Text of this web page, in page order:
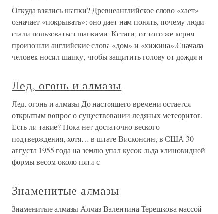
Откуда взялись шапки? Древнеанглийское слово «хает»
означает «покрывать»: оно дает нам понять, почему люди
стали пользоваться шапками. Кстати, от того же корня
произошли английские слова «дом» и «хижина».Сначала
человек носил шапку, чтобы защитить голову от дождя и
Лед, огонь и алмазы
Лед, огонь и алмазы До настоящего времени остается
открытым вопрос о существовании ледяных метеоритов.
Есть ли такие? Пока нет достаточно веского
подтверждения, хотя… в штате Висконсин, в США 30
августа 1955 года на землю упал кусок льда клиновидной
формы весом около пяти с
Знаменитые алмазы
Знаменитые алмазы Алмаз Валентина Терешкова массой